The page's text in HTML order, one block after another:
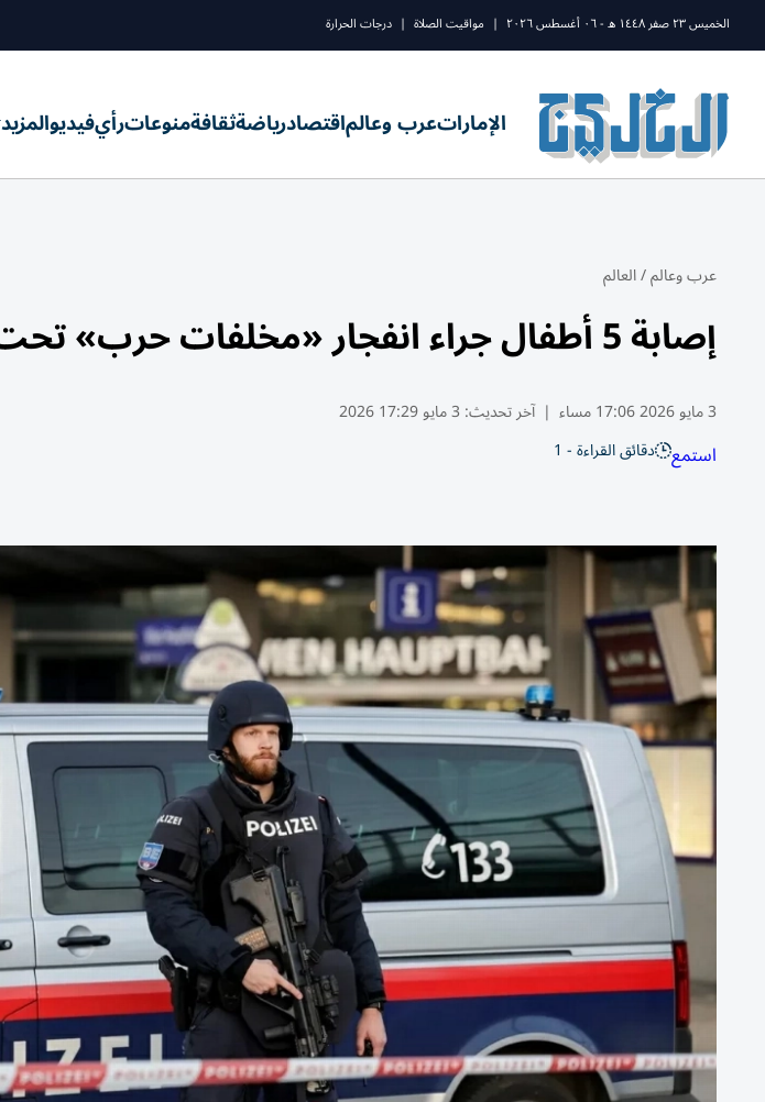
الخميس ٢٣ صفر ١٤٤٨ ه - ٠٦ أغسطس ٢٠٢٦ | مواقيت الصلاة | درجات الحرارة
الإماراتعرب وعالماقتصادرياضةثقافةمنوعاترأيفيديوالمزيد
عرب وعالم/العالم
إصابة 5 أطفال جراء انفجار «مخلفات حرب» تحت نار مخيم في النمسا
3 مايو 2026 17:06 مساء | آخر تحديث: 3 مايو 17:29 2026
استمع دقائق القراءة - 1